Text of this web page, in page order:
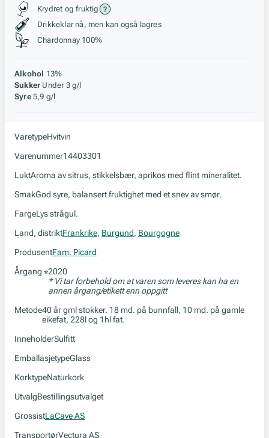
Stil, lagring og råstoff
Krydret og fruktig
Drikkeklar nå, men kan også lagres
Chardonnay 100%
Alkohol 13%
Sukker Under 3 g/l
Syre 5,9 g/l
VaretypeHvitvin
Varenummer14403301
LuktAroma av sitrus, stikkelsbær, aprikos med flint mineralitet.
SmakGod syre, balansert fruktighet med et snev av smør.
FargeLys strågul.
Land, distriktFrankrike, Burgund, Bourgogne
ProdusentFam. Picard
Årgang *2020
* Vi tar forbehold om at varen som leveres kan ha en
annen årgang/etikett enn oppgitt
Metode40 år gml stokker. 18 md. på bunnfall, 10 md. på gamle
eikefat, 228l og 1hl fat.
InneholderSulfitt
EmballasjetypeGlass
KorktypeNaturkork
UtvalgBestillingsutvalget
GrossistLaCave AS
TransportørVectura AS